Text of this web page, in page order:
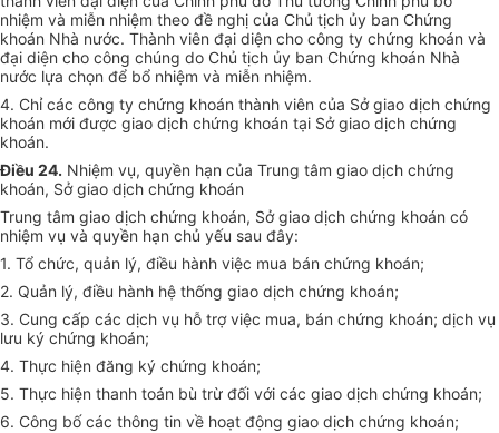
nhiệm và miễn nhiệm theo đề nghị của Chủ tịch ủy ban Chứng
khoán Nhà nước. Thành viên đại diện cho công ty chứng khoán và
đại diện cho công chúng do Chủ tịch ủy ban Chứng khoán Nhà
nước lựa chọn để bổ nhiệm và miễn nhiệm.
4. Chỉ các công ty chứng khoán thành viên của Sở giao dịch chứng
khoán mới được giao dịch chứng khoán tại Sở giao dịch chứng
khoán.
Điều 24. Nhiệm vụ, quyền hạn của Trung tâm giao dịch chứng
khoán, Sở giao dịch chứng khoán
Trung tâm giao dịch chứng khoán, Sở giao dịch chứng khoán có
nhiệm vụ và quyền hạn chủ yếu sau đây:
1. Tổ chức, quản lý, điều hành việc mua bán chứng khoán;
2. Quản lý, điều hành hệ thống giao dịch chứng khoán;
3. Cung cấp các dịch vụ hỗ trợ việc mua, bán chứng khoán; dịch vụ
lưu ký chứng khoán;
4. Thực hiện đăng ký chứng khoán;
5. Thực hiện thanh toán bù trừ đối với các giao dịch chứng khoán;
6. Công bố các thông tin về hoạt động giao dịch chứng khoán;